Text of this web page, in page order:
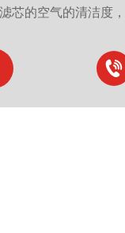
芯的空气的清洁度